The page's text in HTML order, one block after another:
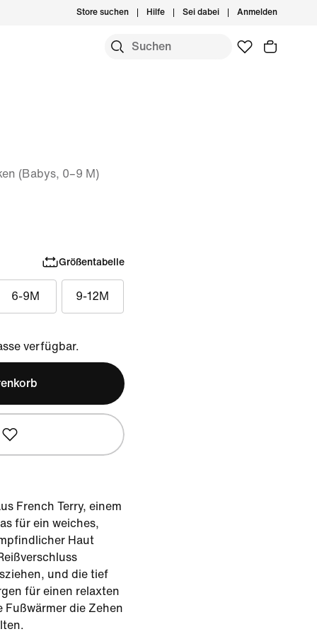
Store suchen Hilfe Sei dabei Anmelden
(Babys, 0–9 M)
Größentabelle
6-9M 9-12M
verfügbar.
French Terry, einem
für ein weiches,
Haut
und die tief
für einen relaxten
Fußwärmer die Zehen